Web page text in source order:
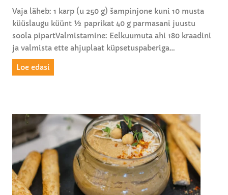
k
ü
ü
s
a
u
k
r
r
i
Vaja läheb: 1 karp (u 250 g) šampinjone kuni 10 musta
küüslaugu küünt ½ paprikat 40 g parmasani juustu
soola pipartValmistamine: Eelkuumuta ahi 180 kraadini
ja valmista ette ahjuplaat küpsetuspaberiga…
Loe edasi
e
d
š
a
m